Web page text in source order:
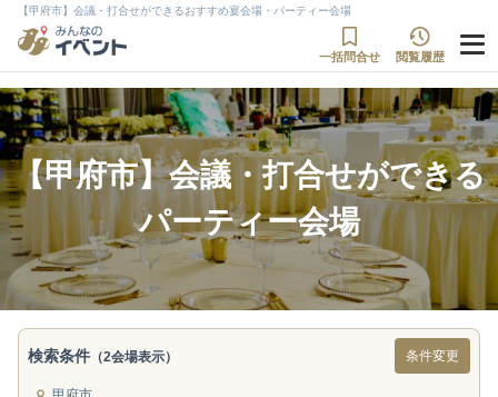
【甲府市】会議・打合せができるおすすめ宴会場・パーティー会場
一括問合せ 閲覧履歴
【甲府市】会議・打合せができる
パーティー会場
検索条件 （2会場表示） 条件変更